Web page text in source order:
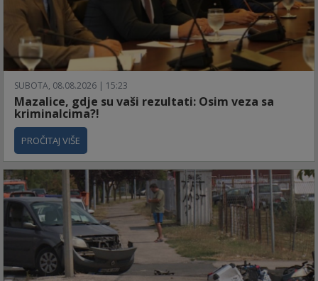
SUBOTA, 08.08.2026 | 15:23
Mazalice, gdje su vaši rezultati: Osim veza sa
kriminalcima?!
PROČITAJ VIŠE